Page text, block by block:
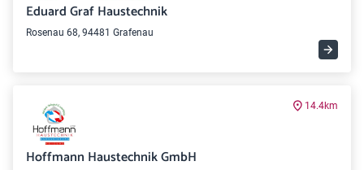
Eduard Graf Haustechnik
Rosenau 68, 94481 Grafenau
14.4km
Hoffmann Haustechnik GmbH